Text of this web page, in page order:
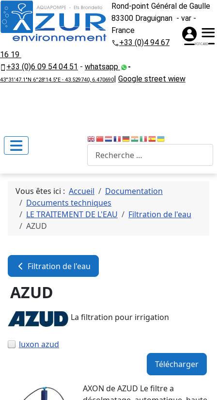
Rond-point Général de Gaulle
83300 Draguignan - var -
France
+33 (0)4 94 67
16 19
+33 (0)6 09 54 04 51 - whatsapp -
43°31'47.1"N 6°28'14.5"E - 43.529740, 6.470690| Google street wiew
Vous êtes ici : Accueil
Documentation
Documents techniques
LE TRAITEMENT DE L'EAU
Filtration de l'eau
AZUD
Filtration de l'eau
AZUD
La filtration pour irrigation
luxon azud
Télécharger
AXON de AZUD Le filtre a